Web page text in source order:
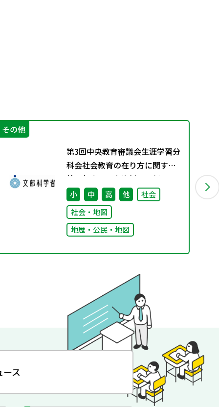
その他
第3回中央教育審議会生涯学習分
科会社会教育の在り方に関する
特別部会の配布資料を更新しま
した
小 中 高 他
社会
社会・地図
地歴・公民・地図
ース